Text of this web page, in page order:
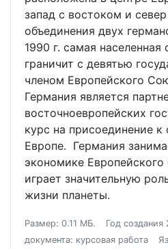
запад с востоком и
объединения двух
1990 г. самая
граничит с девятью
членом Европейского
Германия является
восточноевропейских
курс на присоединение к
Европе. Германия
экономике
играет значительную
жизни планеты.
Размер: 0.11 МБ. Год создания
документа: курсовая работа